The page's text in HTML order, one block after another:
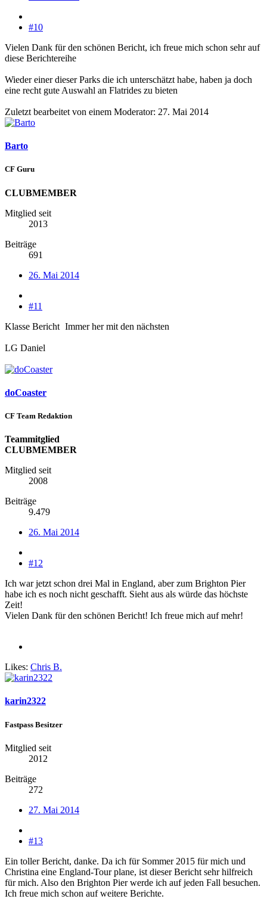
#10
Vielen Dank für den schönen Bericht, ich freue mich schon sehr auf
diese Berichtereihe
Wieder einer dieser Parks die ich unterschätzt habe, haben ja doch
eine recht gute Auswahl an Flatrides zu bieten
Zuletzt bearbeitet von einem Moderator: 27. Mai 2014
Barto
CF Guru
CLUBMEMBER
Mitglied seit
2013
Beiträge
691
26. Mai 2014
#11
Klasse Bericht Immer her mit den nächsten
LG Daniel
doCoaster
CF Team Redaktion
Teammitglied
CLUBMEMBER
Mitglied seit
2008
Beiträge
9.479
26. Mai 2014
#12
Ich war jetzt schon drei Mal in England, aber zum Brighton Pier
habe ich es noch nicht geschafft. Sieht aus als würde das höchste
Zeit!
Vielen Dank für den schönen Bericht! Ich freue mich auf mehr!
Likes: Chris B.
karin2322
Fastpass Besitzer
Mitglied seit
2012
Beiträge
272
27. Mai 2014
#13
Ein toller Bericht, danke. Da ich für Sommer 2015 für mich und
Christina eine England-Tour plane, ist dieser Bericht sehr hilfreich
für mich. Also den Brighton Pier werde ich auf jeden Fall besuchen.
Ich freue mich schon auf weitere Berichte.